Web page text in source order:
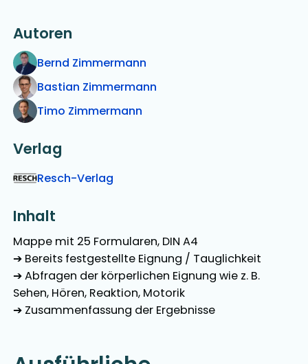
Autoren
Bernd Zimmermann
Bastian Zimmermann
Timo Zimmermann
Verlag
Resch-Verlag
Inhalt
Mappe mit 25 Formularen, DIN A4
➔ Bereits festgestellte Eignung / Tauglichkeit
➔ Abfragen der körperlichen Eignung wie z. B.
Sehen, Hören, Reaktion, Motorik
➔ Zusammenfassung der Ergebnisse